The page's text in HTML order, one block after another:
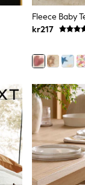
Fleece Baby
kr217